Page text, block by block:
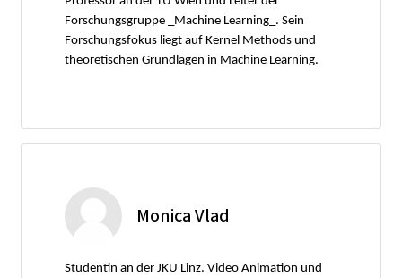
Forschungsgruppe _Machine Learning_. Sein
Forschungsfokus liegt auf Kernel Methods und
theoretischen Grundlagen in Machine Learning.
Monica Vlad
Studentin an der JKU Linz. Video Animation und